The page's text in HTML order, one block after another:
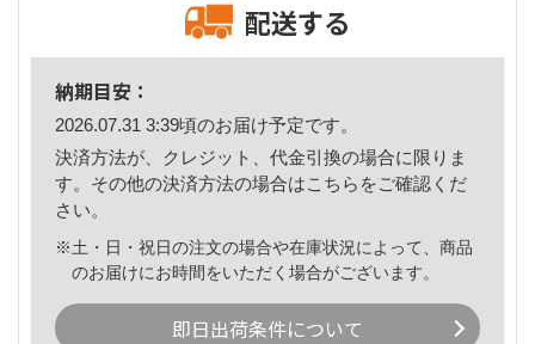
配送する
納期目安：
2026.07.31 3:39頃のお届け予定です。
決済方法が、クレジット、代金引換の場合に限りま
す。その他の決済方法の場合はこちら をご確認くだ
さい。
※土・日・祝日の注文の場合や在庫状況によって、商品
のお届けにお時間をいただく場合がございます。
即日出荷条件について